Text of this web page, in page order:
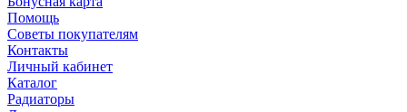
Помощь
Советы покупателям
Контакты
Личный кабинет
Каталог
Радиаторы